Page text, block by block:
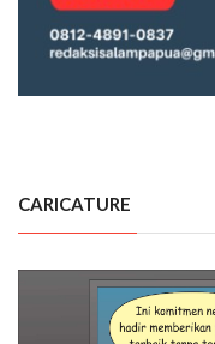
CARICATURE